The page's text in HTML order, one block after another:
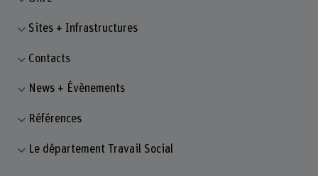
Sites + Infrastructures
Contacts
News + Évènements
Références
Le département Travail Social